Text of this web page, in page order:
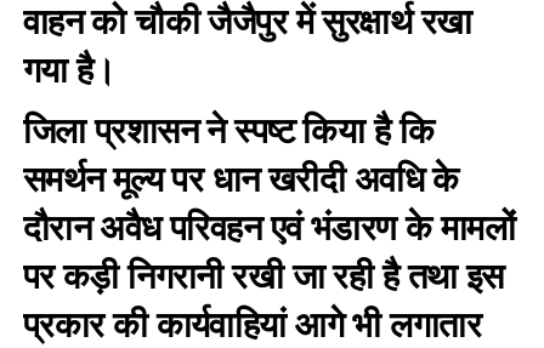
वाहन को चौकी जैजैपुर में सुरक्षार्थ रखा
गया है।
जिला प्रशासन ने स्पष्ट किया है कि
समर्थन मूल्य पर धान खरीदी अवधि के
दौरान अवैध परिवहन एवं भंडारण के मामलों
पर कड़ी निगरानी रखी जा रही है तथा इस
प्रकार की कार्यवाहियां आगे भी लगातार